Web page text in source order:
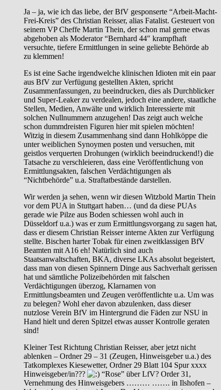
Ja – ja, wie ich das liebe, der BfV gesponserte “Arbeit-Macht-
Frei-Kreis” des Christian Reisser, alias Fatalist. Gesteuert von
seinem VP Cheffe Martin Thein, der schon mal gerne etwas
abgehoben als Moderator “Bernhard 44″ krampfhaft
versuchte, tiefere Ermittlungen in seine geliebte Behörde ab
zu klemmen!
Es ist eine Sache irgendwelche klinischen Idioten mit ein paar
aus BfV zur Verfügung gestellten Akten, spricht
Zusammenfassungen, zu beeindrucken, dies als Durchblicker
und Super-Leaker zu verdealen, jedoch eine andere, staatliche
Stellen, Medien, Anwälte und wirklich Interessierte mit
solchen Nullnummern anzugehen! Das zeigt auch welche
schon dummdreisten Figuren hier mit spielen möchten!
Witzig in diesem Zusammenhang sind dann Hohlköppe die
unter weiblichen Synoymen posten und versuchen, mit
geistlos verquerten Drohungen (wirklich beeindruckend!) die
Tatsache zu verschleieren, dass eine Veröffentlichung von
Ermittlungsakten, falschen Verdächtigungen als
“Nichtbehörde” u.a. Straftatbestände darstellen.
Wir werden ja sehen, wenn wir diesen Witzbold Martin Thein
vor dem PUA in Stuttgart haben… (und da diese PUAs
gerade wie Pilze aus Boden schiessen wohl auch in
Düsseldorf u.a.) was er zum Ermittlungsvorgang zu sagen hat,
dass er diesem Christian Reisser interne Akten zur Verfügung
stellte. Bischen harter Tobak für einen zweitklassigen BfV
Beamten mit A16 eh! Natürlich sind auch
Staatsanwaltschaften, BKA, diverse LKAs absolut begeistert,
dass man von diesen Spinnern Dinge aus Sachverhalt gerissen
hat und sämtliche Polizeibehörden mit falschen
Verdächtigungen überzog, Klarnamen von
Ermittlungsbeamten und Zeugen veröffentlichte u.a. Um was
zu belegen? Wohl eher davon abzulenken, dass dieser
nutzlose Verein BfV im Hintergrund die Fäden zur NSU in
Hand hielt und deren Spitzel etwas ausser Kontrolle geraten
sind!
Kleiner Test Richtung Christian Reisser, aber jetzt nicht
ablenken – Ordner 29 – 31 (Zeugen, Hinweisgeber u.a.) des
Tatkomplexes Kiesewetter, Ordner 29 Blatt 104 Spur xxxx
Hinweisgeber/in???
“Rose” über LfV? Order 31,
Vernehmung des Hinweisgebers ……… ……. in Ilshofen –